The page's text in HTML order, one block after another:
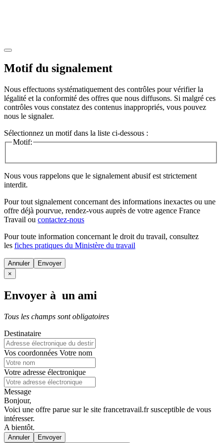
Motif du signalement
Nous effectuons systématiquement des contrôles pour vérifier la
légalité et la conformité des offres que nous diffusons. Si malgré ces
contrôles vous constatez des contenus inappropriés, vous pouvez
nous le signaler.
Sélectionnez un motif dans la liste ci-dessous :
Motif:
Nous vous rappelons que le signalement abusif est strictement
interdit.
Pour tout signalement concernant des informations inexactes ou une
offre déjà pourvue, rendez-vous auprès de votre agence France
Travail ou contactez-nous
Pour toute information concernant le droit du travail, consultez
les fiches pratiques du Ministère du travail
Annuler
×
Envoyer à un ami
Tous les champs sont obligatoires
Destinataire
Vos coordonnées Votre nom
Votre adresse électronique
Message
Bonjour,
Voici une offre parue sur le site francetravail.fr susceptible de vous
intéresser.
A bientôt.
Annuler